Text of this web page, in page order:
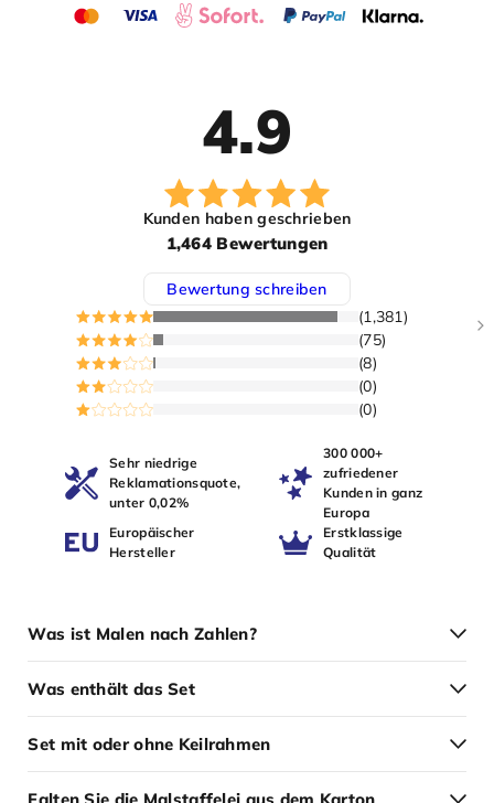
4.9
Kunden haben geschrieben
1,464 Bewertungen
Bewertung schreiben
(1,381)
(75)
(8)
(0)
(0)
Sehr niedrige
Reklamationsquote,
unter 0,02%
300 000+
zufriedener
Kunden in ganz
Europa
Europäischer
Hersteller
Erstklassige
Qualität
Was ist Malen nach Zahlen?
Was enthält das Set
Set mit oder ohne Keilrahmen